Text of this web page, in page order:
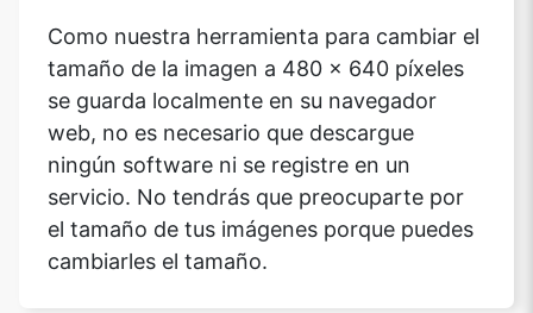
Como nuestra herramienta para cambiar el
tamaño de la imagen a 480 x 640 píxeles
se guarda localmente en su navegador
web, no es necesario que descargue
ningún software ni se registre en un
servicio. No tendrás que preocuparte por
el tamaño de tus imágenes porque puedes
cambiarles el tamaño.